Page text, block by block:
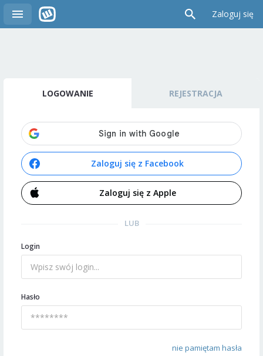
Zaloguj się
LOGOWANIE REJESTRACJA
Zaloguj się z Facebook
Zaloguj się z Apple
LUB
Login
Hasło
nie pamiętam hasła